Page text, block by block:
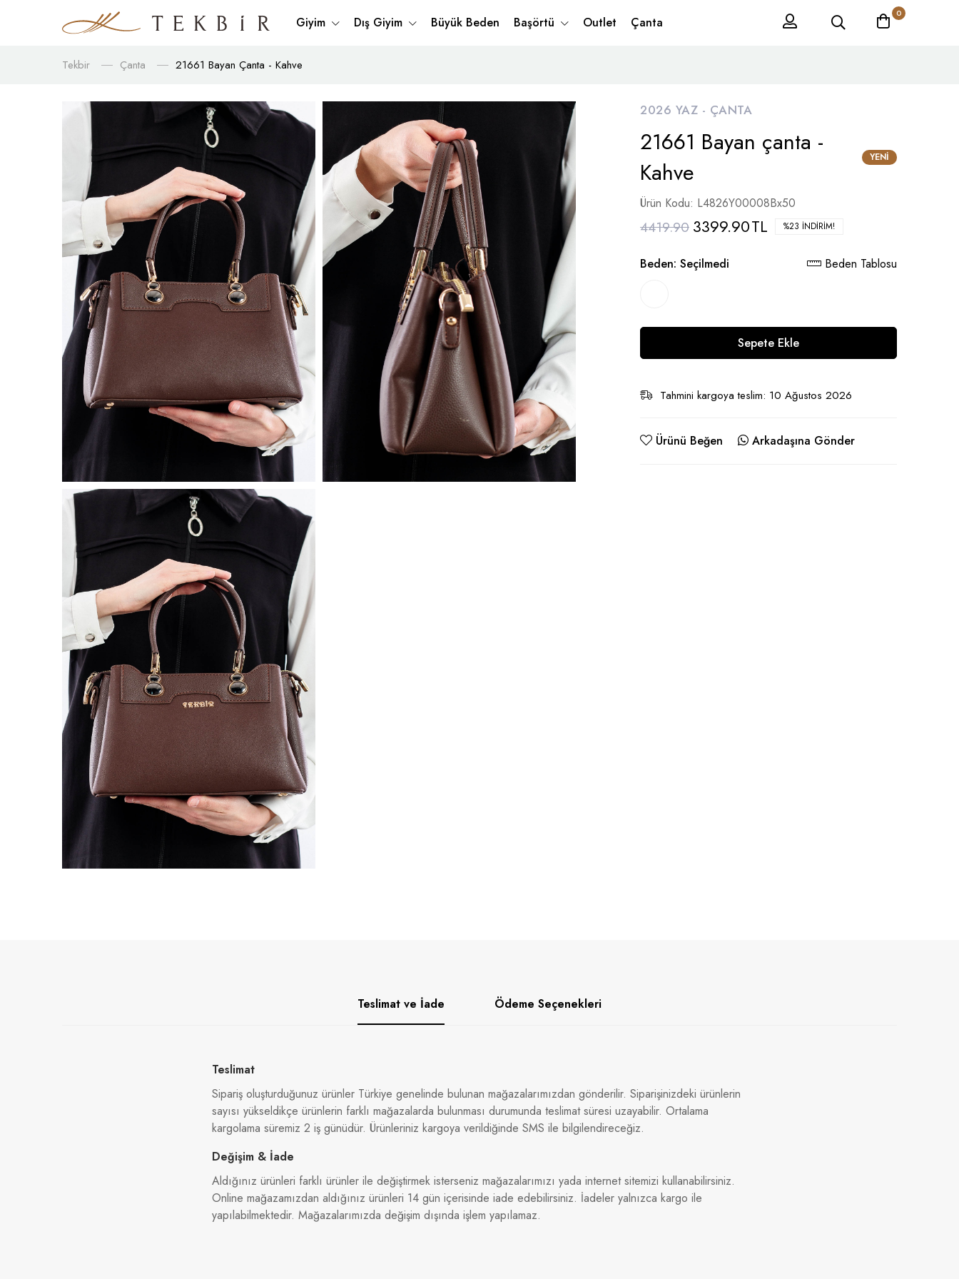
Giyim Dış Giyim Büyük Beden Başörtü Outlet Çanta
0
Tekbir Çanta 21661 Bayan Çanta - Kahve
2026 YAZ - ÇANTA
21661 Bayan çanta -
Kahve
YENI
Ürün Kodu: L4826Y00008Bx50
4419.90 3399.90TL %23 İNDIRIM!
Beden: Seçilmedi Beden Tablosu
Sepete Ekle
Tahmini kargoya teslim: 10 Ağustos 2026
Ürünü Beğen Arkadaşına Gönder
Teslimat ve İade Ödeme Seçenekleri
Teslimat
Sipariş oluşturduğunuz ürünler Türkiye genelinde bulunan mağazalarımızdan gönderilir. Siparişinizdeki ürünlerin
sayısı yükseldikçe ürünlerin farklı mağazalarda bulunması durumunda teslimat süresi uzayabilir. Ortalama
kargolama süremiz 2 iş günüdür. Ürünleriniz kargoya verildiğinde SMS ile bilgilendireceğiz.
Değişim & İade
Aldığınız ürünleri farklı ürünler ile değiştirmek isterseniz mağazalarımızı yada internet sitemizi kullanabilirsiniz.
Online mağazamızdan aldığınız ürünleri 14 gün içerisinde iade edebilirsiniz. İadeler yalnızca kargo ile
yapılabilmektedir. Mağazalarımızda değişim dışında işlem yapılamaz.